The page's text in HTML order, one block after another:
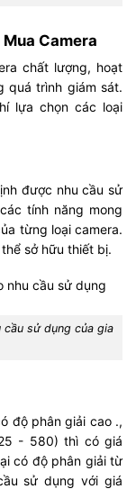
Camera
chất lượng, hoạt
quá trình giám sát.
lựa chọn các loại
được nhu cầu sử
tính năng mong
từng loại camera.
sở hữu thiết bị.
cầu sử dụng của gia
độ phân giải cao .,
- 580) thì có giá
có độ phân giải từ
sử dụng với giá